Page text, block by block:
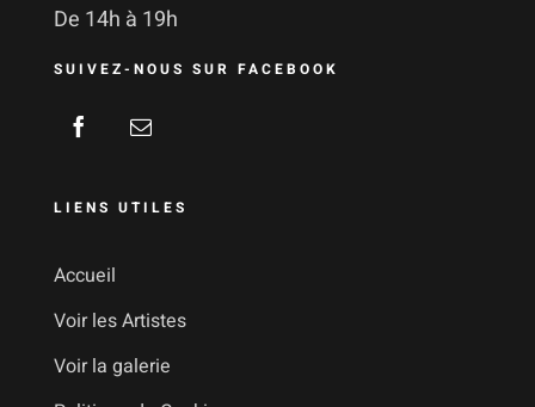
De 14h à 19h
SUIVEZ-NOUS SUR FACEBOOK
LIENS UTILES
Accueil
Voir les Artistes
Voir la galerie